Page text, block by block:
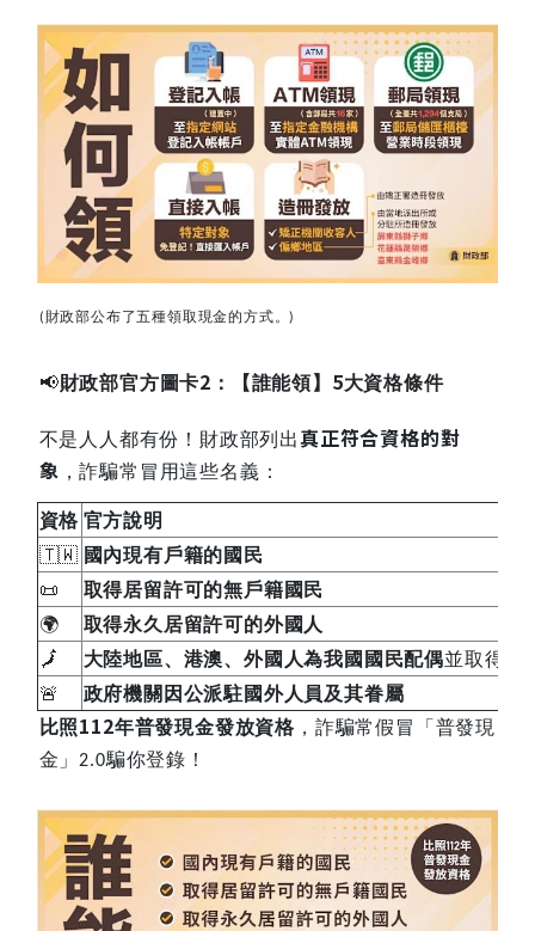
(財政部公布了五種領取現金的方式。)
📢財政部官方圖卡2 ：【誰能領】 5大資格條件
不是人人都有份！財政部列出真正符合資格的對
象 ，詐騙常冒用這些名義：
資格 官方說明
🇹🇼 國內現有戶籍的國民
📜
取得居留許可的無戶籍國民
🌍
取得永久居留許可的外國人
🗾
大陸地區、港澳、外國人為我國國民配偶並取得居
🚨
政府機關因公派駐國外人員及其眷屬
比照112年普發現金發放資格 ，詐騙常假冒「普發現
金」 2.0騙你登錄！